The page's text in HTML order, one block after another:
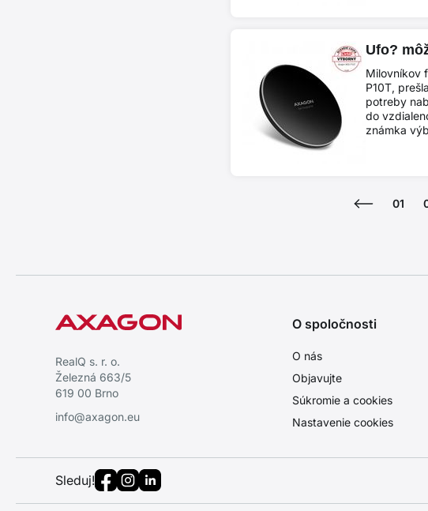
Ufo?
Milovníkov
P10T,
potreby
do
známka
01
RealQ s. r. o.
Železná 663/5
619 00 Brno
info@axagon.eu
O spoločnosti
O nás
Objavujte
Súkromie a cookies
Nastavenie cookies
Sleduj!